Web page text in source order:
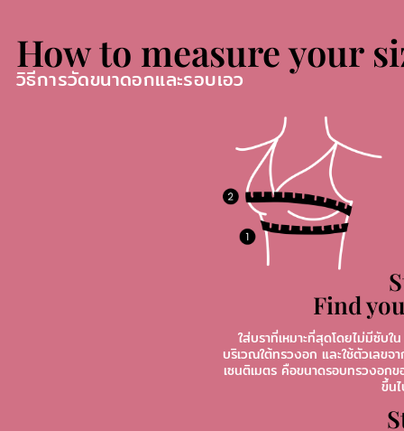
How to measure your
วิธีการวัดขนาดอกและรอบเอว
Find
ใส่บราที่เหมาะที่สุดโดยไม่มีซับ
บริเวณใต้ทรวงอก และใช้ตัวเลข
เซนติเมตร คือขนาดรอบทรวงอก
ขึ้น